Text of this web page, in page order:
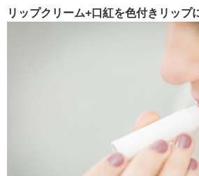
リップクリーム+口紅を色付きリップ